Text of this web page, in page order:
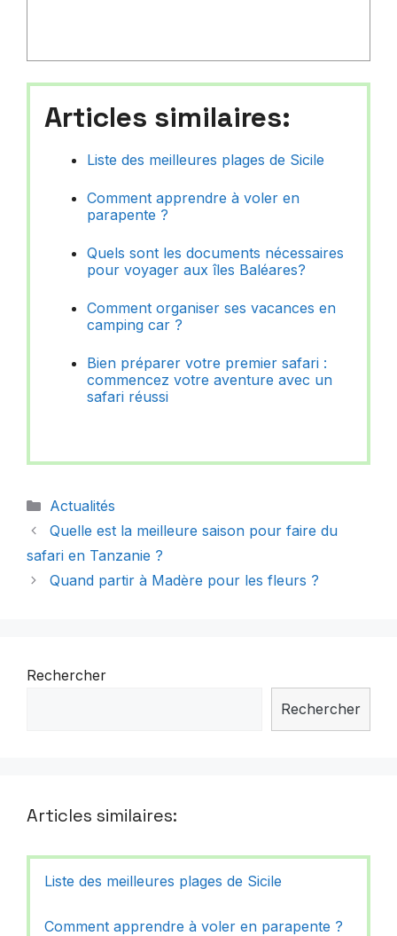
Articles similaires:
Liste des meilleures plages de Sicile
Comment apprendre à voler en
parapente ?
Quels sont les documents nécessaires
pour voyager aux îles Baléares?
Comment organiser ses vacances en
camping car ?
Bien préparer votre premier safari :
commencez votre aventure avec un
safari réussi
Catégories
Actualités
Quelle est la meilleure saison pour faire du
safari en Tanzanie ?
Quand partir à Madère pour les fleurs ?
Rechercher
Rechercher
Articles similaires:
Liste des meilleures plages de Sicile
Comment apprendre à voler en parapente ?